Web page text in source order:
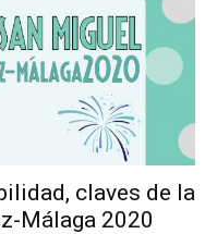
claves de la
Málaga 2020